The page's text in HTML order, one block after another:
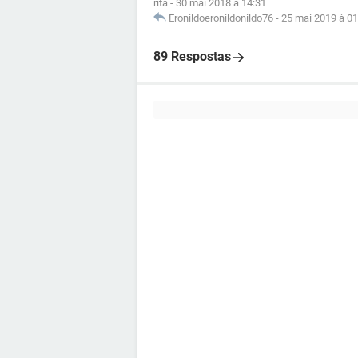
rita - 30 mai 2018 à 14:31
Eronildoeronildonildo76 - 25 mai 2019 à
89 Respostas